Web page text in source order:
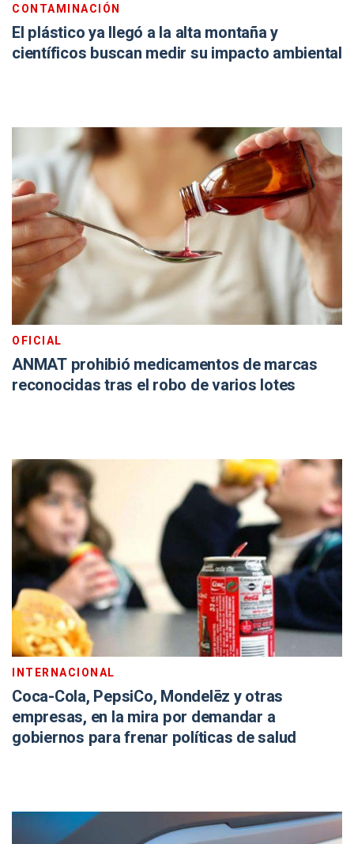
CONTAMINACIÓN
El plástico ya llegó a la alta montaña y
científicos buscan medir su impacto ambiental
OFICIAL
ANMAT prohibió medicamentos de marcas
reconocidas tras el robo de varios lotes
INTERNACIONAL
Coca-Cola, PepsiCo, Mondelēz y otras
empresas, en la mira por demandar a
gobiernos para frenar políticas de salud